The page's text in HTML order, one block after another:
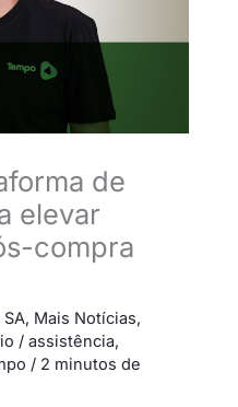
de
elevar
compra
, Mais Notícias,
/ assistência,
/ 2 minutos de